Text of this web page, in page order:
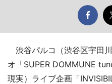
渋谷パルコ（渋谷区宇田
オ「SUPER DOMMUNE
現実）ライブ企画「